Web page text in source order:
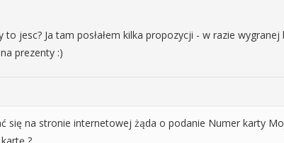
jesc? Ja tam posłałem kilka propozycji - w razie wygranej
prezenty :)
się na stronie internetowej żąda o podanie Numer karty
?